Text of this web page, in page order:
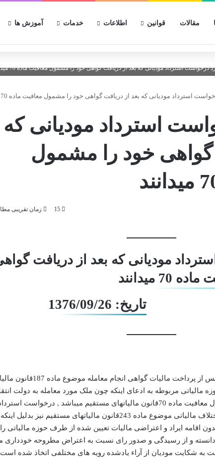
مقالات قوانین اطلاعات خدمات آموزش ها
استرداد مودیانی که بعد از دریافت گواهی خود را مشمول معافیت ماده 70 میدانند
استرداد مودیانی که
گواهی خود را مشمول
15 زمان تقریبی مطالعه 2
مودیانی که بعد از دریافت
میدانند
تاریخ: 1376/09/26
نظر به اینکه بعضی از مودیان مالیاتی پس از پرداخت مالیات گواهی انجام
مالیاتی مربوطه به ادعای اینکه چون ملک مورد معامله به دولت
شده و دریافتی آنان از این بابت مشمول معافیت ماده 70قانون مالیاتهای مستقیم میباشد , درخواست
پرداختی را مینمایند و هیئت های حل اختلاف مالیاتی موضوع ماده 243قانون مالیاتهای مستقیم نیز
اقامه ایراد و اعتراضی مالیات تعیین شده از طرف حوزه مالیاتی
دانسته و از رسیدگی و صدور رای نسبت به اعتراض مطروحه خودداری
به شکایت مودیان از آراء یادشده رویه های مختلفی اتخاذ شده است